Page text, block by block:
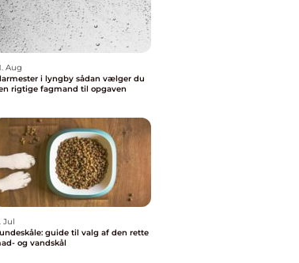
Aug
i lyngby sådan vælger du
rigtige fagmand til opgaven
Jul
guide til valg af den rette
og vandskål